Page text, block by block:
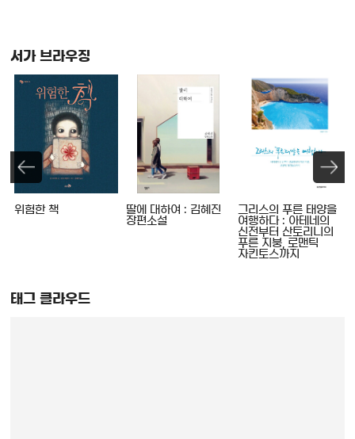
서가 브라우징
위험한 책
딸에 대하여 : 김혜진
장편소설
그리스의 푸른 태양을
여행하다 : 아테네의
신전부터 산토리니의
푸른 지붕, 로맨틱
자킨토스까지
태그 클라우드